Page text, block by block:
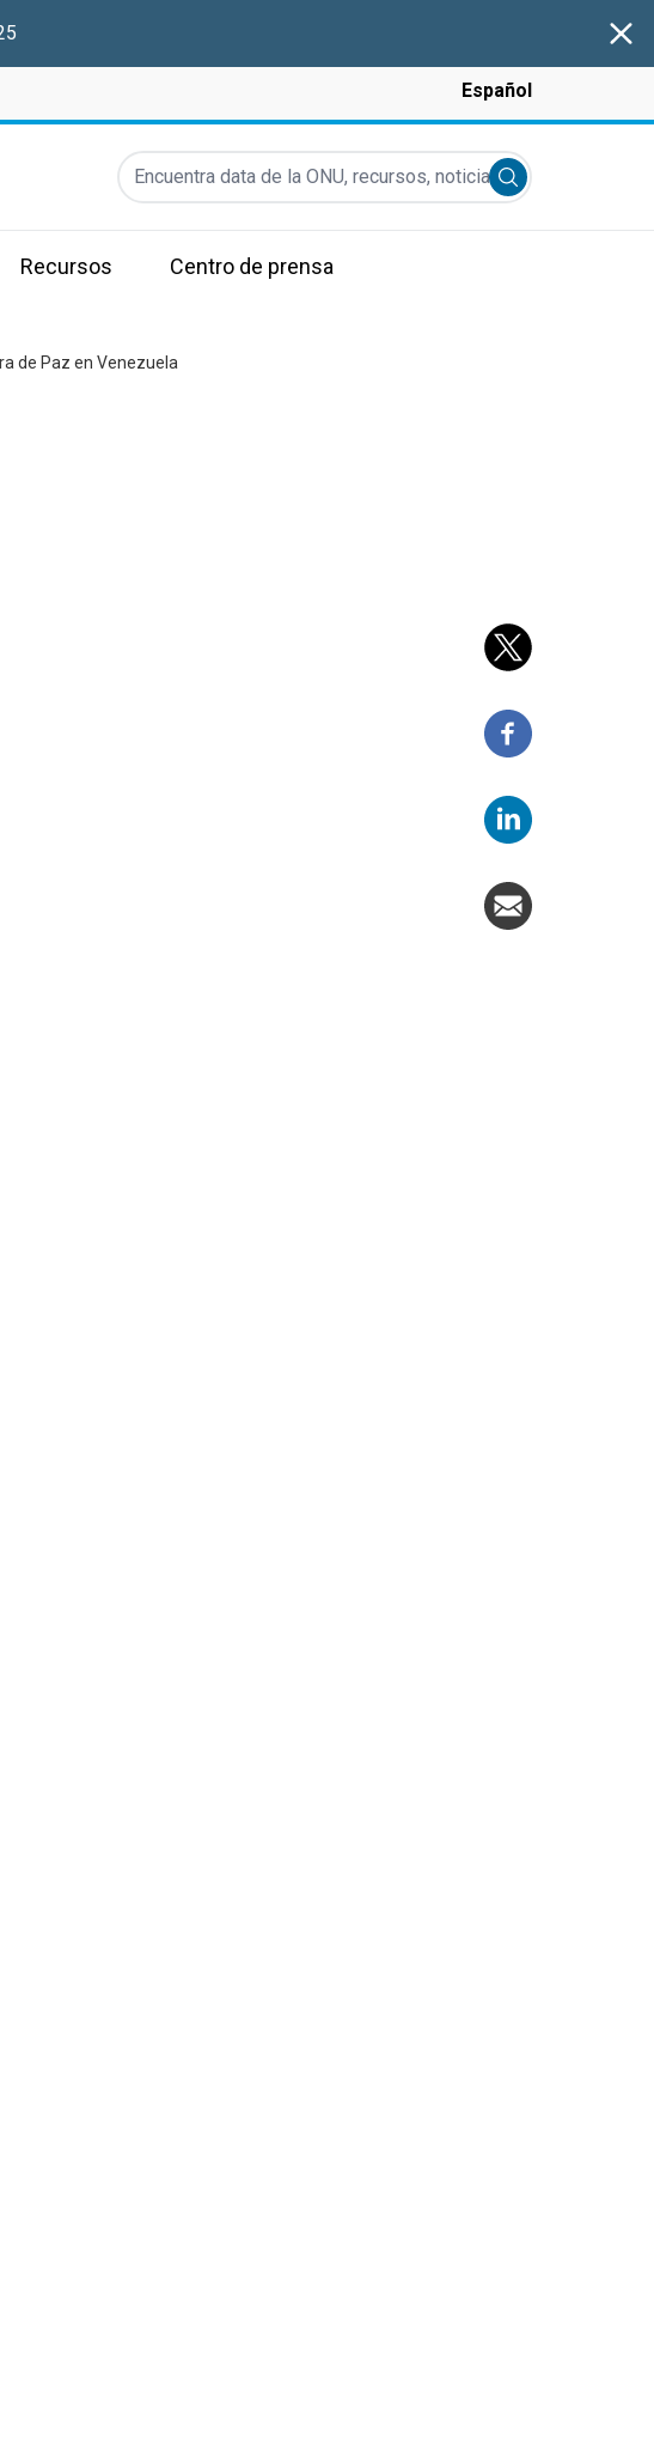
Español
Encuentra data de la ONU, recursos, noticias y más...
Submit search
Recursos Centro de prensa
de Paz en Venezuela